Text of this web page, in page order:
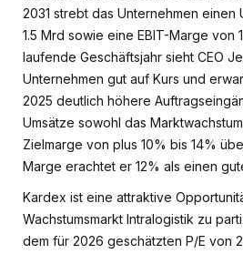
2031 strebt das Unternehmen einen
1.5 Mrd sowie eine EBIT-Marge von
laufende Geschäftsjahr sieht CEO
Unternehmen gut auf Kurs und
2025 deutlich höhere
Umsätze sowohl das
Zielmarge von plus 10% bis 14%
Marge erachtet er 12% als einen
Kardex ist eine attraktive
Wachstumsmarkt Intralogistik zu
dem für 2026 geschätzten P/E von